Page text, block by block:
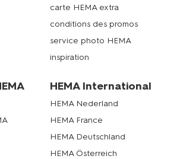
carte HEMA extra
conditions des promos
service photo HEMA
inspiration
HEMA International
HEMA Nederland
HEMA France
HEMA Deutschland
HEMA Österreich